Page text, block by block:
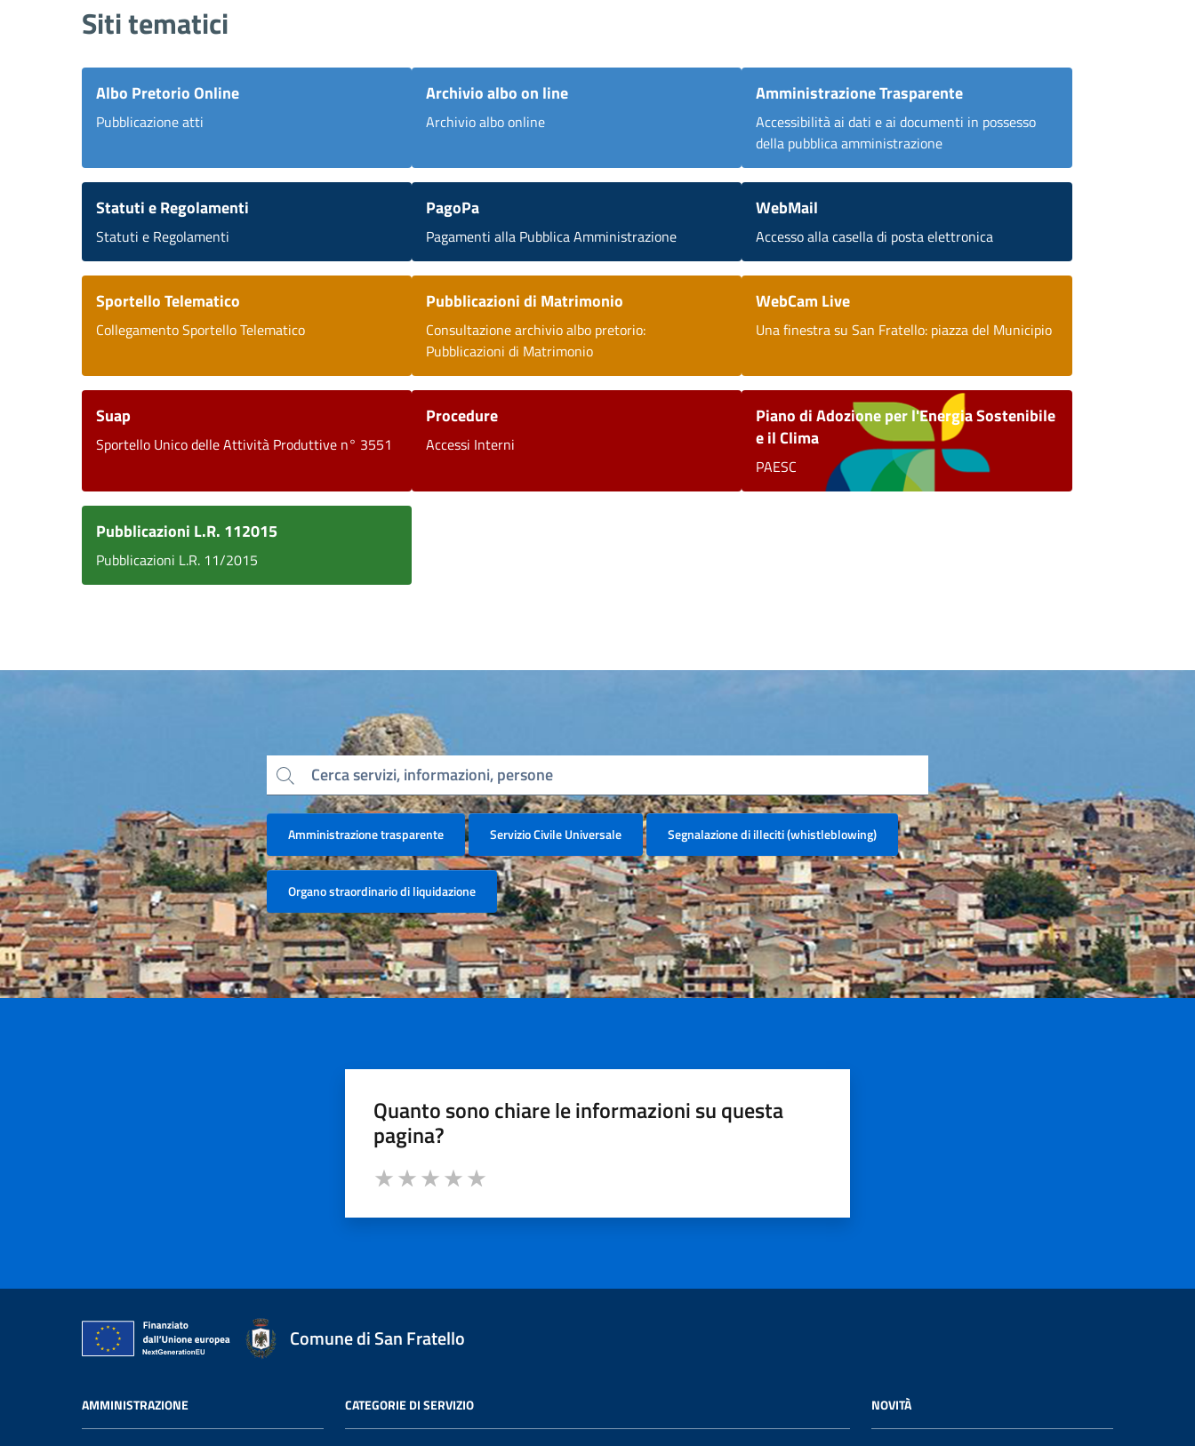
Siti tematici
Albo Pretorio Online
Pubblicazione atti
Archivio albo on line
Archivio albo online
Amministrazione Trasparente
Accessibilità ai dati e ai documenti in possesso
della pubblica amministrazione
Statuti e Regolamenti
Statuti e Regolamenti
PagoPa
Pagamenti alla Pubblica Amministrazione
WebMail
Accesso alla casella di posta elettronica
Sportello Telematico
Collegamento Sportello Telematico
Pubblicazioni di Matrimonio
Consultazione archivio albo pretorio:
Pubblicazioni di Matrimonio
WebCam Live
Una finestra su San Fratello: piazza del Municipio
Suap
Sportello Unico delle Attività Produttive n° 3551
Procedure
Accessi Interni
Piano di Adozione per l'Energia Sostenibile
e il Clima
PAESC
Pubblicazioni L.R. 112015
Pubblicazioni L.R. 11/2015
Cerca servizi, informazioni, persone
Amministrazione trasparente Servizio Civile Universale Segnalazione di illeciti (whistleblowing)
Organo straordinario di liquidazione
Quanto sono chiare le informazioni su questa
pagina?
Valuta da 1 a 5 stelle la pagina
Comune di San Fratello
AMMINISTRAZIONE CATEGORIE DI SERVIZIO NOVITÀ